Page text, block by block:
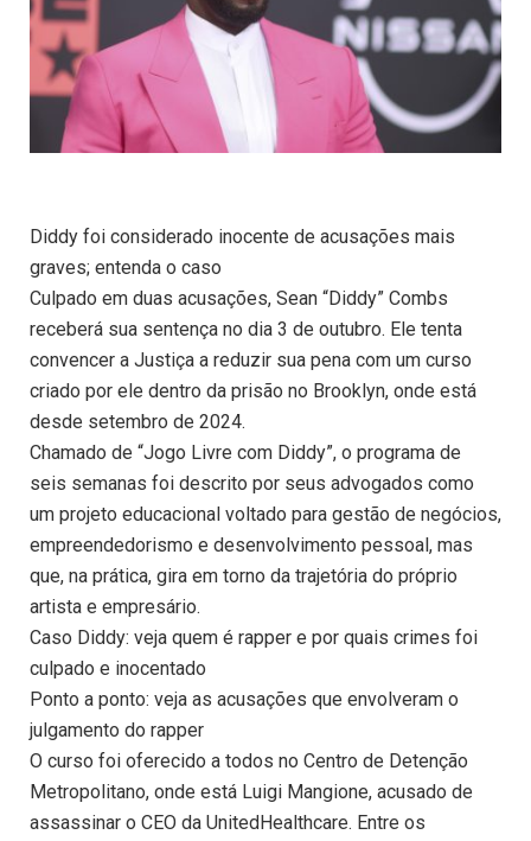
Diddy foi considerado inocente de acusações mais
graves; entenda o caso
Culpado em duas acusações, Sean “Diddy” Combs
receberá sua sentença no dia 3 de outubro. Ele tenta
convencer a Justiça a reduzir sua pena com um curso
criado por ele dentro da prisão no Brooklyn, onde está
desde setembro de 2024.
Chamado de “Jogo Livre com Diddy”, o programa de
seis semanas foi descrito por seus advogados como
um projeto educacional voltado para gestão de negócios,
empreendedorismo e desenvolvimento pessoal, mas
que, na prática, gira em torno da trajetória do próprio
artista e empresário.
Caso Diddy: veja quem é rapper e por quais crimes foi
culpado e inocentado
Ponto a ponto: veja as acusações que envolveram o
julgamento do rapper
O curso foi oferecido a todos no Centro de Detenção
Metropolitano, onde está Luigi Mangione, acusado de
assassinar o CEO da UnitedHealthcare. Entre os